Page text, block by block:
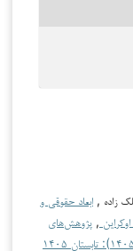
زاده , ابعاد حقوقی و
, پژوهش‌های